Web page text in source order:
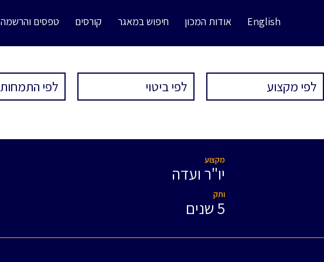
English אודות המכון חיפוש במאגר קורסים טפסים והרשמה
מקצוע
יו"ר ועדה
ותק
5 שנים